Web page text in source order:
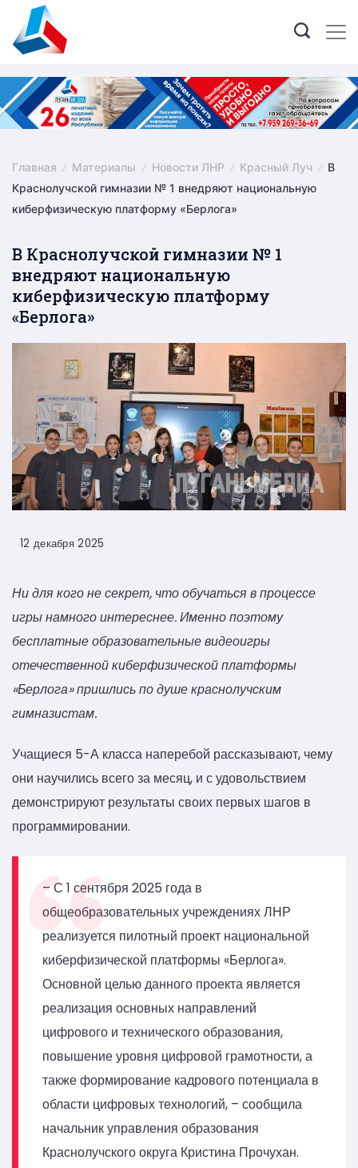
content
Главная Материалы Новости ЛНР Красный Луч
В
Краснолучской гимназии № 1 внедряют национальную
киберфизическую платформу «Берлога»
В Краснолучской гимназии № 1
внедряют национальную
киберфизическую платформу
«Берлога»
12 декабря 2025
Ни для кого не секрет, что обучаться в процессе
игры намного интереснее. Именно поэтому
бесплатные образовательные видеоигры
отечественной киберфизической платформы
«Берлога» пришлись по душе краснолучским
гимназистам.
Учащиеся 5-А класса наперебой рассказывают, чему
они научились всего за месяц, и с удовольствием
демонстрируют результаты своих первых шагов в
программировании.
– С 1 сентября 2025 года в
общеобразовательных учреждениях ЛНР
реализуется пилотный проект национальной
киберфизической платформы «Берлога».
Основной целью данного проекта является
реализация основных направлений
цифрового и технического образования,
повышение уровня цифровой грамотности, а
также формирование кадрового потенциала в
области цифровых технологий, – сообщила
начальник управления образования
Краснолучского округа Кристина Прочухан.